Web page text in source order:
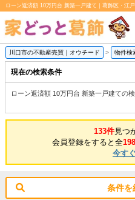
ローン返済額 10万円台 新築一戸建て｜葛飾区・江
川口市の不動産売買｜オウチード > 物件検
現在の検索条件
ローン返済額 10万円台 新築一戸建ての
133件見つ
会員登録をすると全
今す
条件を